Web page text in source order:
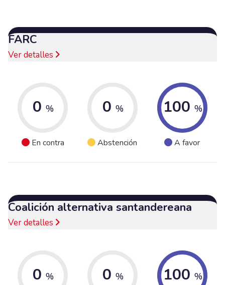
FARC
Ver detalles
0 %
En contra
0 %
Abstención
100 %
A favor
Coalición alternativa santandereana
Ver detalles
0 % 0 % 100 %